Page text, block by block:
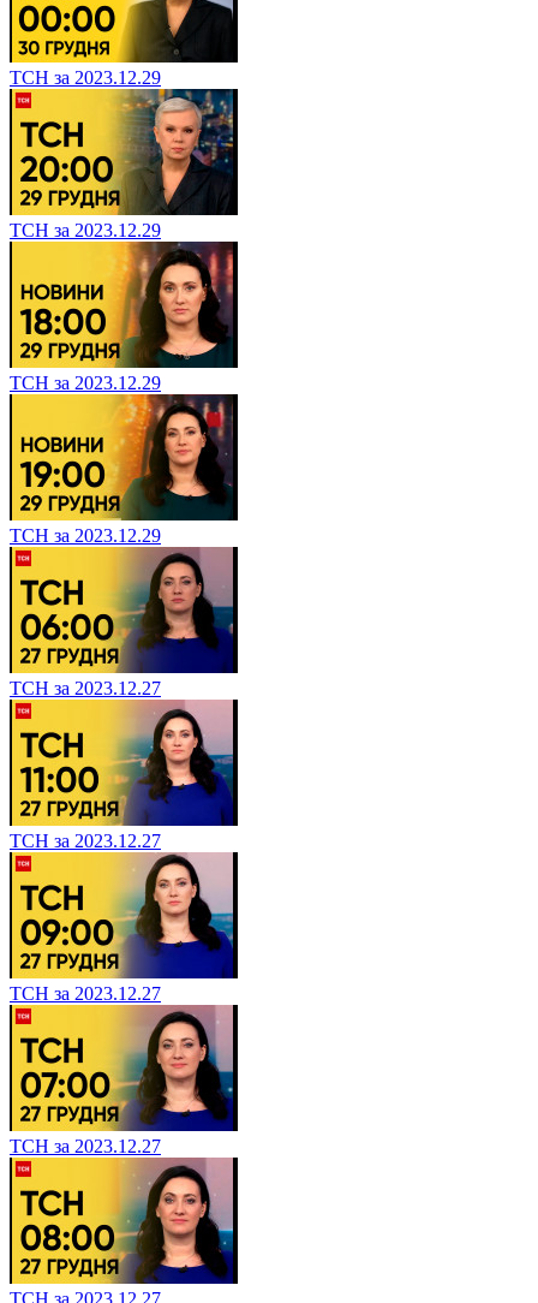
ТСН за 2023.12.29
ТСН за 2023.12.29
ТСН за 2023.12.29
ТСН за 2023.12.29
ТСН за 2023.12.27
ТСН за 2023.12.27
ТСН за 2023.12.27
ТСН за 2023.12.27
ТСН за 2023.12.27